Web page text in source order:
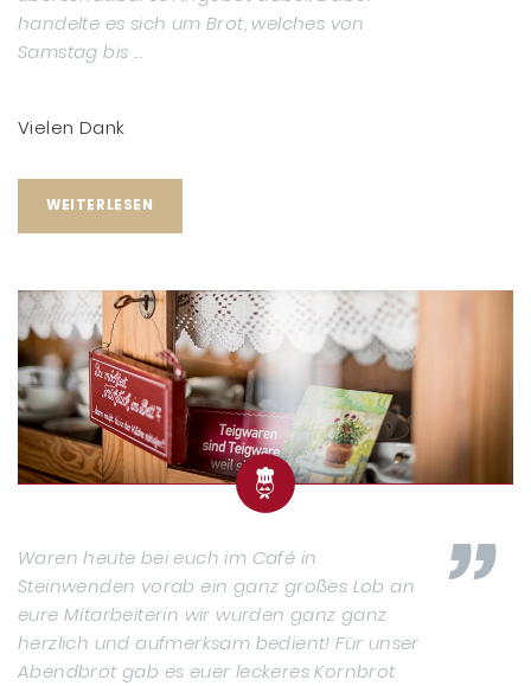
handelte es sich um Brot, welches von
Samstag bis ...
Vielen Dank
WEITERLESEN
Waren heute bei euch im Café in
Steinwenden vorab ein ganz großes Lob an
eure Mitarbeiterin wir wurden ganz ganz
herzlich und aufmerksam bedient! Für unser
Abendbrot gab es euer leckeres Kornbrot